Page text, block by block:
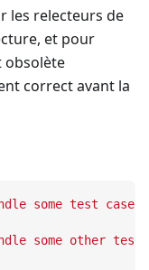
les relecteurs de
et pour
obsolète
correct avant la
some test case
some other test